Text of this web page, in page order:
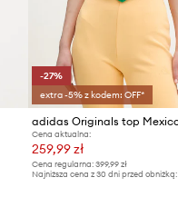
-27%
extra -5% z kodem: OFF*
Cena aktualna:
259,99 zł
Cena regularna:399,99 zł
Najniższa cena z 30 dni przed obniżką: